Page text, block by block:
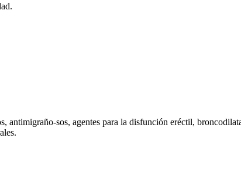
sos, agentes para la disfunción eréctil,